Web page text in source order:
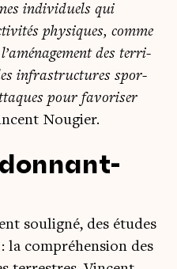
indi­vi­duels qui
phy­siques, comme
des ter­ri­
infra­struc­tures spor­
pour favo­ri­ser
Nougier.
sou­li­gné, des études
la com­pré­hen­sion des